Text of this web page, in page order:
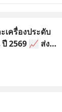
ครื่องประดับ
2569 📈 ส่ง
ยครึ่งปีแรก
ากว่า 16.9 พัน